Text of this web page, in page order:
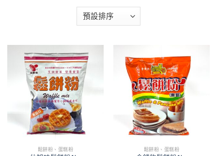
鬆餅粉、蛋糕粉 鬆餅粉、蛋糕粉